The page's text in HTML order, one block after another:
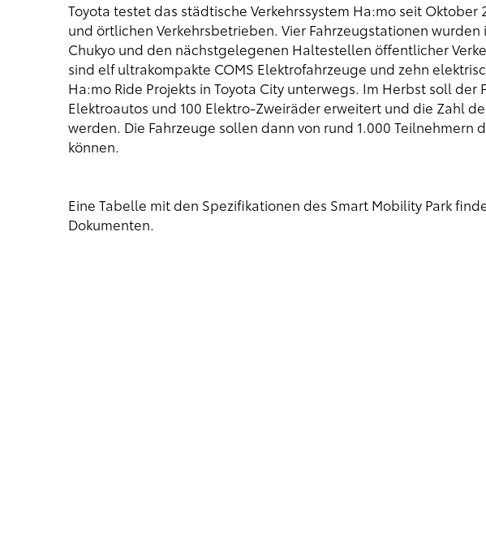
Toyota testet das städtische Verkehrssystem Ha:mo seit Oktober
und örtlichen Verkehrsbetrieben. Vier Fahrzeugstationen wurden
Chukyo und den nächstgelegenen Haltestellen öffentlicher
sind elf ultrakompakte COMS Elektrofahrzeuge und zehn
Ha:mo Ride Projekts in Toyota City unterwegs. Im Herbst soll der
Elektroautos und 100 Elektro-Zweiräder erweitert und die Zahl
werden. Die Fahrzeuge sollen dann von rund 1.000 Teilnehmern
können.
Eine Tabelle mit den Spezifikationen des Smart Mobility Park
Dokumenten.